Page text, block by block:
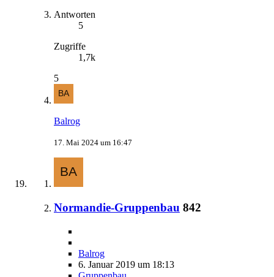
Antworten
5
Zugriffe
1,7k
5
Balrog
17. Mai 2024 um 16:47
Normandie-Gruppenbau 842
Balrog
6. Januar 2019 um 18:13